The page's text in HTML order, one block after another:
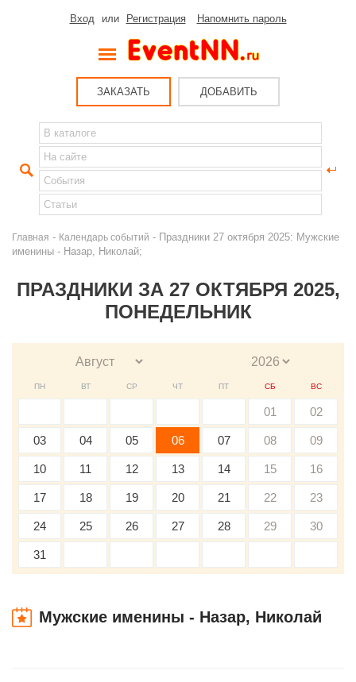
Вход или Регистрация Напомнить пароль
ЗАКАЗАТЬ ДОБАВИТЬ
Главная - Календарь событий - Праздники 27 октября 2025: Мужские
именины - Назар, Николай;
ПРАЗДНИКИ ЗА 27 ОКТЯБРЯ 2025,
ПОНЕДЕЛЬНИК
ПН ВТ СР ЧТ ПТ СБ ВС
01 02
03 04 05 06 07 08 09
10 11 12 13 14 15 16
17 18 19 20 21 22 23
24 25 26 27 28 29 30
31
Мужские именины - Назар, Николай